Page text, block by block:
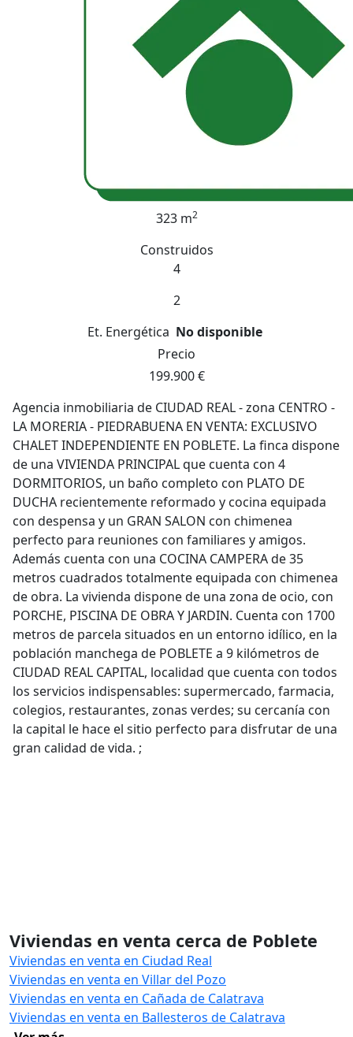
323 m2
Construidos
4
2
Et. Energética No disponible
Precio
199.900 €
Agencia inmobiliaria de CIUDAD REAL - zona CENTRO -
LA MORERIA - PIEDRABUENA EN VENTA: EXCLUSIVO
CHALET INDEPENDIENTE EN POBLETE. La finca dispone
de una VIVIENDA PRINCIPAL que cuenta con 4
DORMITORIOS, un baño completo con PLATO DE
DUCHA recientemente reformado y cocina equipada
con despensa y un GRAN SALON con chimenea
perfecto para reuniones con familiares y amigos.
Además cuenta con una COCINA CAMPERA de 35
metros cuadrados totalmente equipada con chimenea
de obra. La vivienda dispone de una zona de ocio, con
PORCHE, PISCINA DE OBRA Y JARDIN. Cuenta con 1700
metros de parcela situados en un entorno idílico, en la
población manchega de POBLETE a 9 kilómetros de
CIUDAD REAL CAPITAL, localidad que cuenta con todos
los servicios indispensables: supermercado, farmacia,
colegios, restaurantes, zonas verdes; su cercanía con
la capital le hace el sitio perfecto para disfrutar de una
gran calidad de vida. ;
Viviendas en venta cerca de Poblete
Viviendas en venta en Ciudad Real
Viviendas en venta en Villar del Pozo
Viviendas en venta en Cañada de Calatrava
Viviendas en venta en Ballesteros de Calatrava